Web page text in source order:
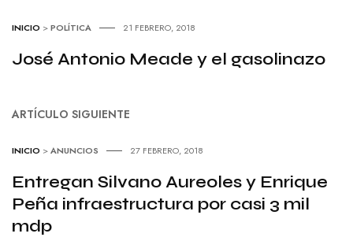
INICIO >POLÍTICA 21 FEBRERO, 2018
José Antonio Meade y el gasolinazo
ARTÍCULO SIGUIENTE
INICIO >ANUNCIOS 27 FEBRERO, 2018
Entregan Silvano Aureoles y Enrique
Peña infraestructura por casi 3 mil
mdp